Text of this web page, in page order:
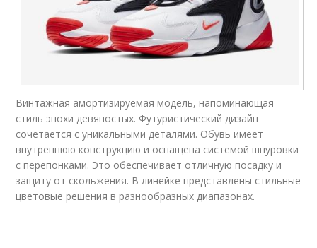
Винтажная амортизируемая модель, напоминающая
стиль эпохи девяностых. Футуристический дизайн
сочетается с уникальными деталями. Обувь имеет
внутреннюю конструкцию и оснащена системой шнуровки
с перепонками. Это обеспечивает отличную посадку и
защиту от скольжения. В линейке представлены стильные
цветовые решения в разнообразных диапазонах.